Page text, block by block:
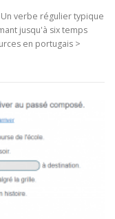
Un verbe régulier typique
jusqu'à six temps
en portugais >